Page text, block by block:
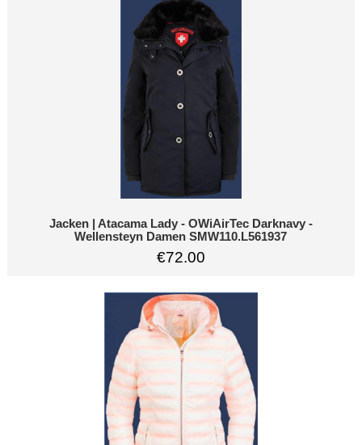
Jacken | Atacama Lady - OWiAirTec Darknavy -
Wellensteyn Damen SMW110.L561937
€72.00